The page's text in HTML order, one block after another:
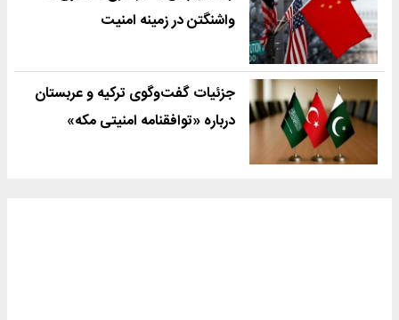
واشنگتن در زمینه امنیت
جزئیات گفت‌وگوی ترکیه و عربستان
درباره «توافقنامه امنیتی مکه»